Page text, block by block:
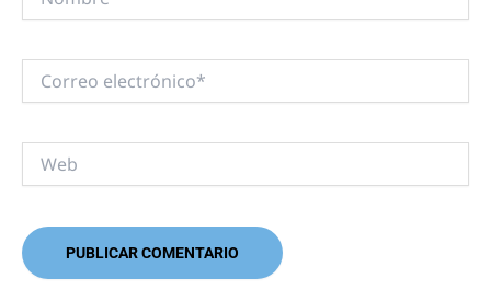
electrónico*